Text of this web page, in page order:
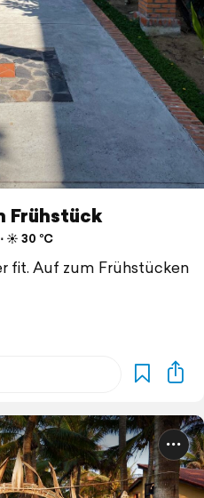
Frühstück
☀️ 30 °C
fit. Auf zum Frühstücken